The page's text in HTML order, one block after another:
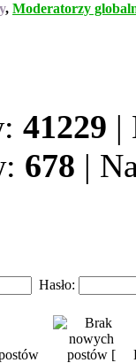
, Moderatorzy
41229 |
678 |
Hasło: